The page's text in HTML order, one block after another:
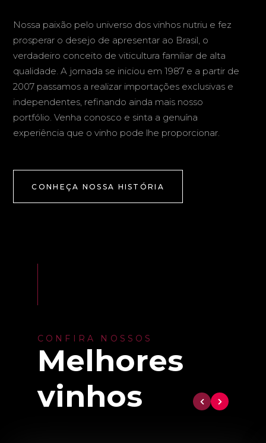
Nossa paixão pelo universo dos vinhos nutriu e fez
prosperar o desejo de apresentar ao Brasil, o
verdadeiro conceito de viticultura familiar de alta
qualidade. A jornada se iniciou em 1987 e a partir de
2007 passamos a realizar importações exclusivas e
independentes, refinando ainda mais nosso
portfólio. Venha conosco e sinta a genuína
experiência que o vinho pode lhe proporcionar.
CONHEÇA NOSSA HISTÓRIA
CONFIRA NOSSOS
Melhores
vinhos